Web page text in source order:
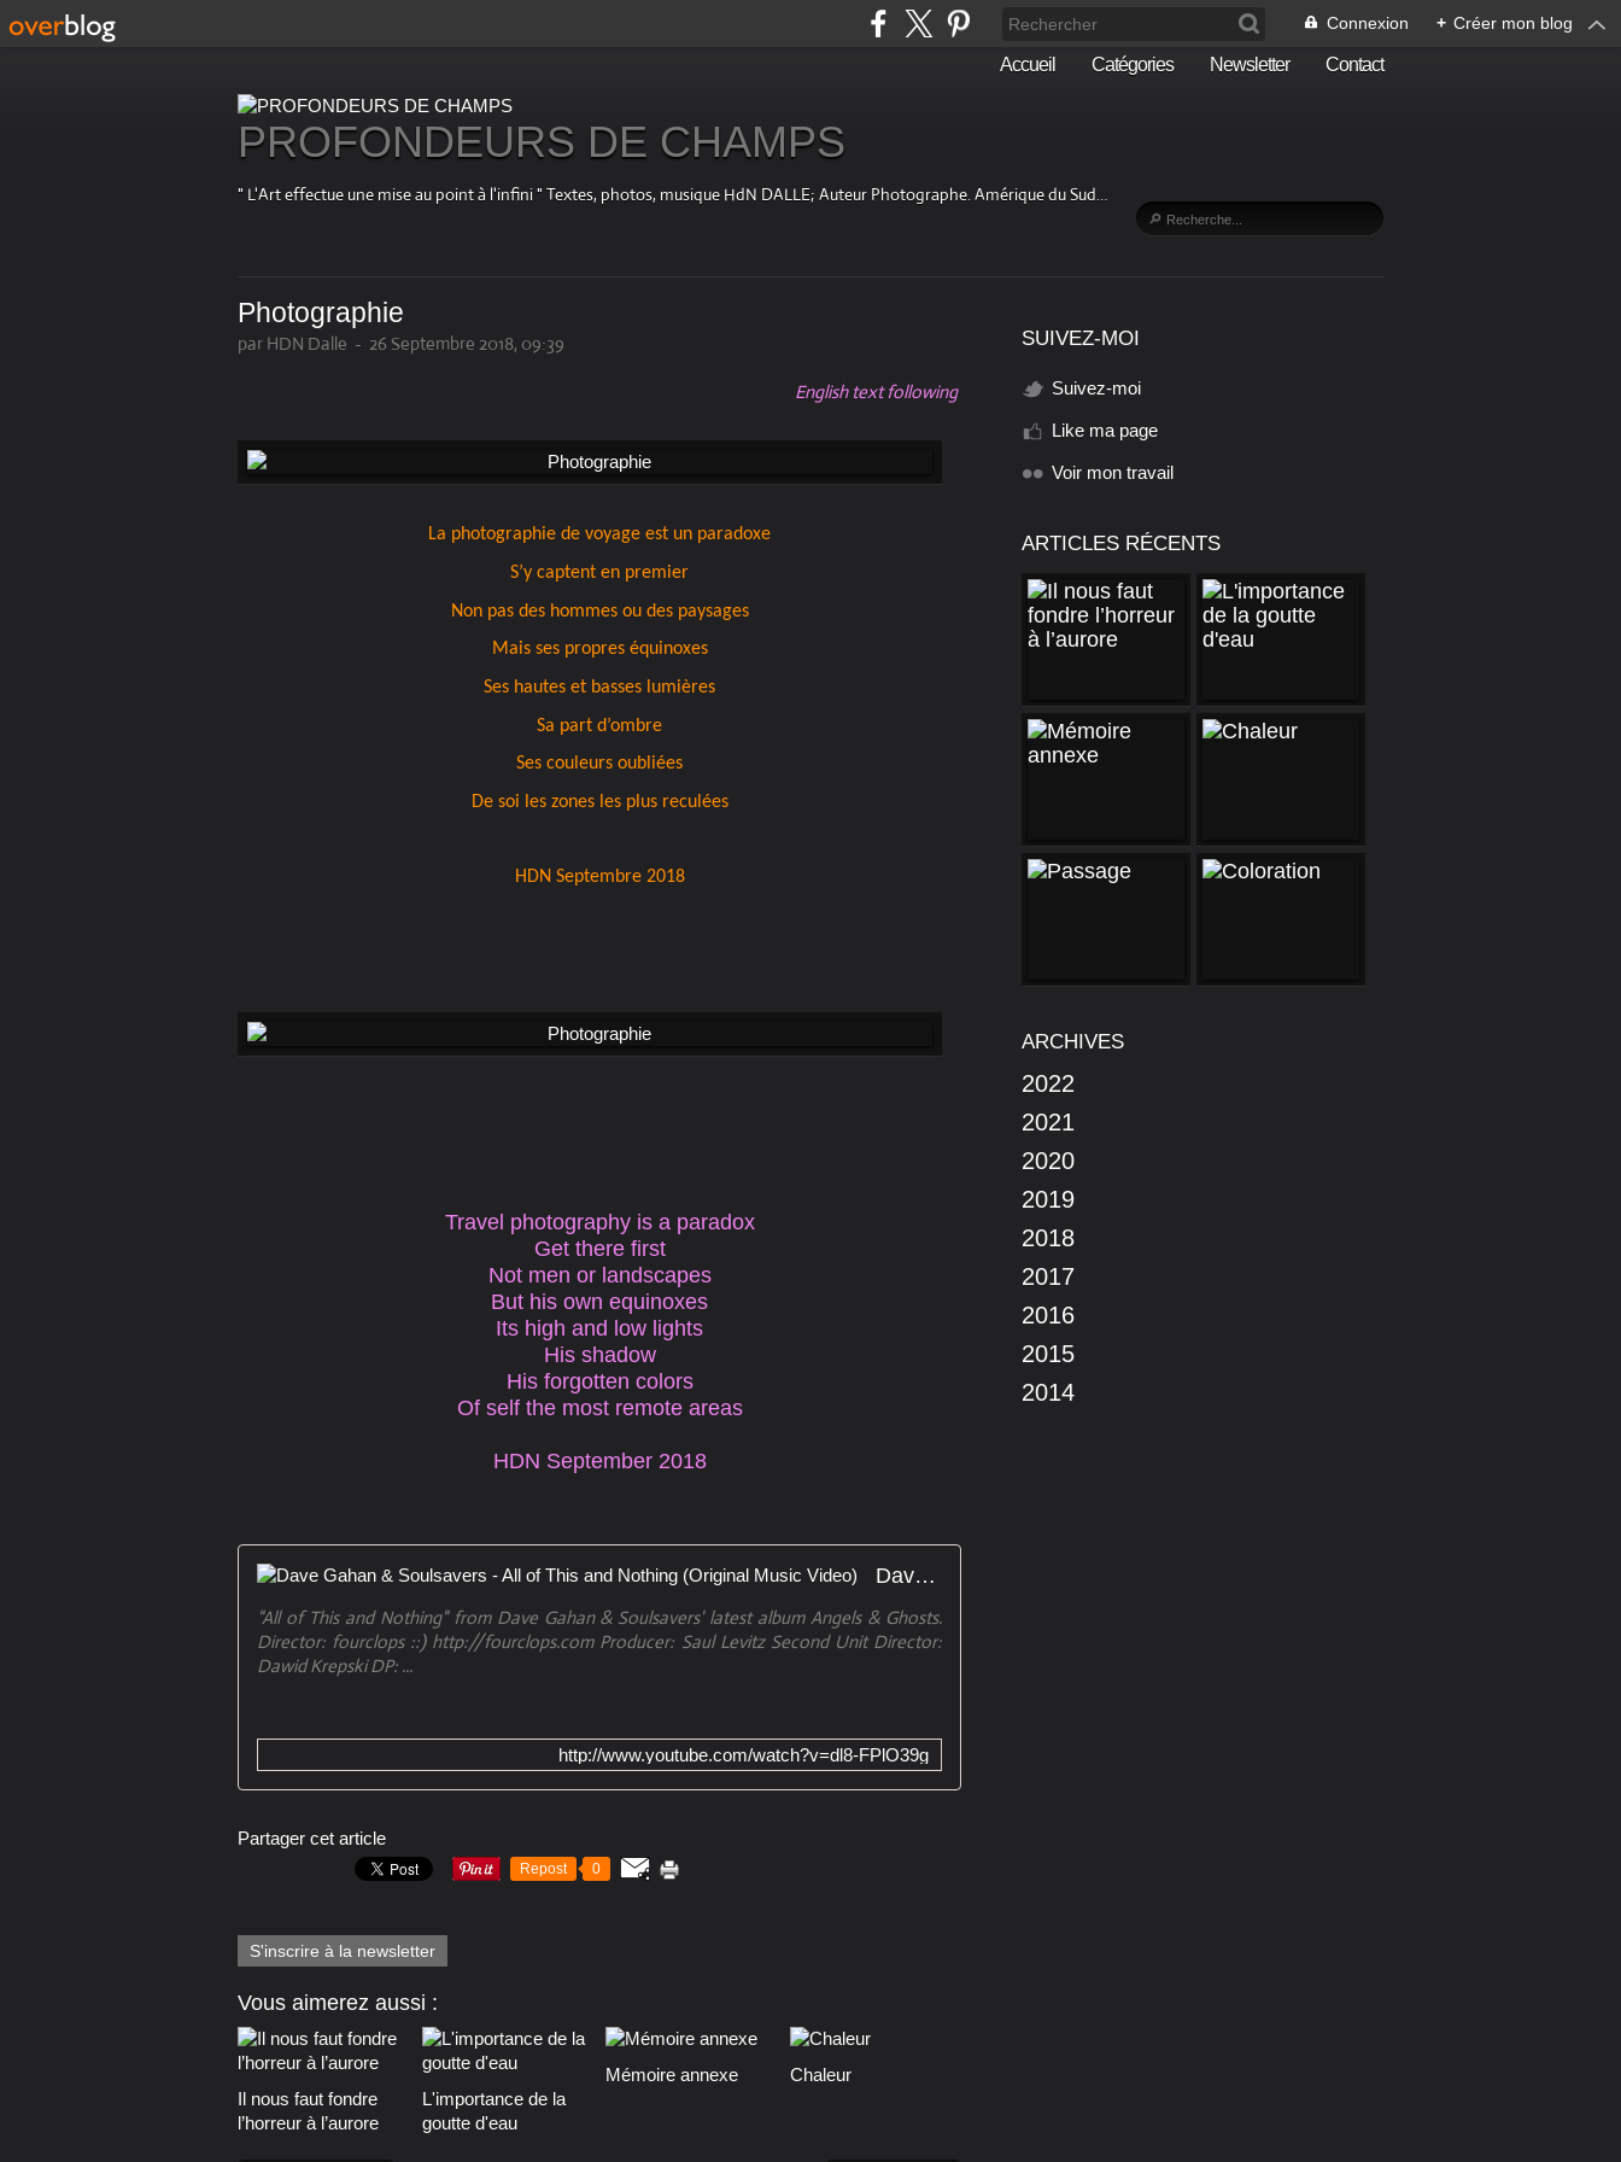
Connexion + Créer mon blog
Accueil Catégories Newsletter Contact
PROFONDEURS DE CHAMPS
" L'Art effectue une mise au point à l'infini " Textes, photos, musique HdN DALLE; Auteur Photographe. Amérique du Sud…
Photographie
par HDN Dalle - 26 Septembre 2018, 09:39
English text following
La photographie de voyage est un paradoxe
S’y captent en premier
Non pas des hommes ou des paysages
Mais ses propres équinoxes
Ses hautes et basses lumières
Sa part d’ombre
Ses couleurs oubliées
De soi les zones les plus reculées
HDN Septembre 2018
Travel photography is a paradox
Get there first
Not men or landscapes
But his own equinoxes
Its high and low lights
His shadow
His forgotten colors
Of self the most remote areas
HDN September 2018
Dave Gahan & Soulsavers - All of This and Nothing (Original Music Video)
"All of This and Nothing" from Dave Gahan & Soulsavers' latest album Angels & Ghosts.
Director: fourclops ::) http://fourclops.com Producer: Saul Levitz Second Unit Director:
Dawid Krepski DP: ...
http://www.youtube.com/watch?v=dl8-FPlO39g
Partager cet article
Repost 0
S'inscrire à la newsletter
Vous aimerez aussi :
Il nous faut fondre
l’horreur à l’aurore
L'importance de la
goutte d'eau
Mémoire annexe Chaleur
SUIVEZ-MOI
Suivez-moi
Like ma page
Voir mon travail
ARTICLES RÉCENTS
ARCHIVES
2022
2021
2020
2019
2018
2017
2016
2015
2014